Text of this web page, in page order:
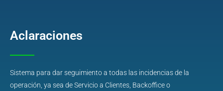
Aclaraciones
Sistema para dar seguimiento a todas las incidencias de la
operación, ya sea de Servicio a Clientes, Backoffice o